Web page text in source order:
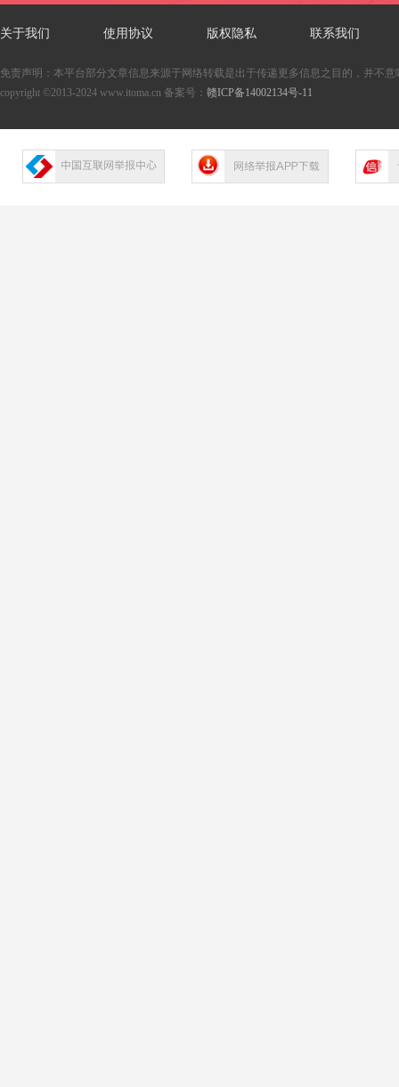
关于我们 使用协议 版权隐私 联系我们
免责声明：本平台部分文章信息来源于网络转载是出于传递更多信息之目的，并不
copyright ©2013-2024 www.itoma.cn 备案号： 赣ICP备14002134号-11